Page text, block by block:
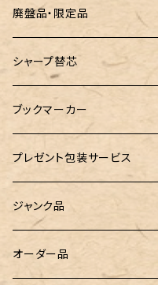
ROMEO（ロメオ）
こぶた工房
島田小割製材所
Ystudio（ワイスタジオ）
LOGステーショナリー
WATERMAN（ウォーターマン
跳び箱小物入れ
バランスゲーム（3種の木のお
どんぐりころころ（木のおもちゃ
ラジオメーター
Tempo Drop（テンポドロップ
グラスマーカー
廃盤品・限定品
シャープ替芯
ぺんてる
廃盤品 Ain シュタイン 0.3
廃盤品 Ain シュタイン 0.2
ブックマーカー
ペーパーペン by if
プレゼント包装サービス
ジャンク品
オーダー品